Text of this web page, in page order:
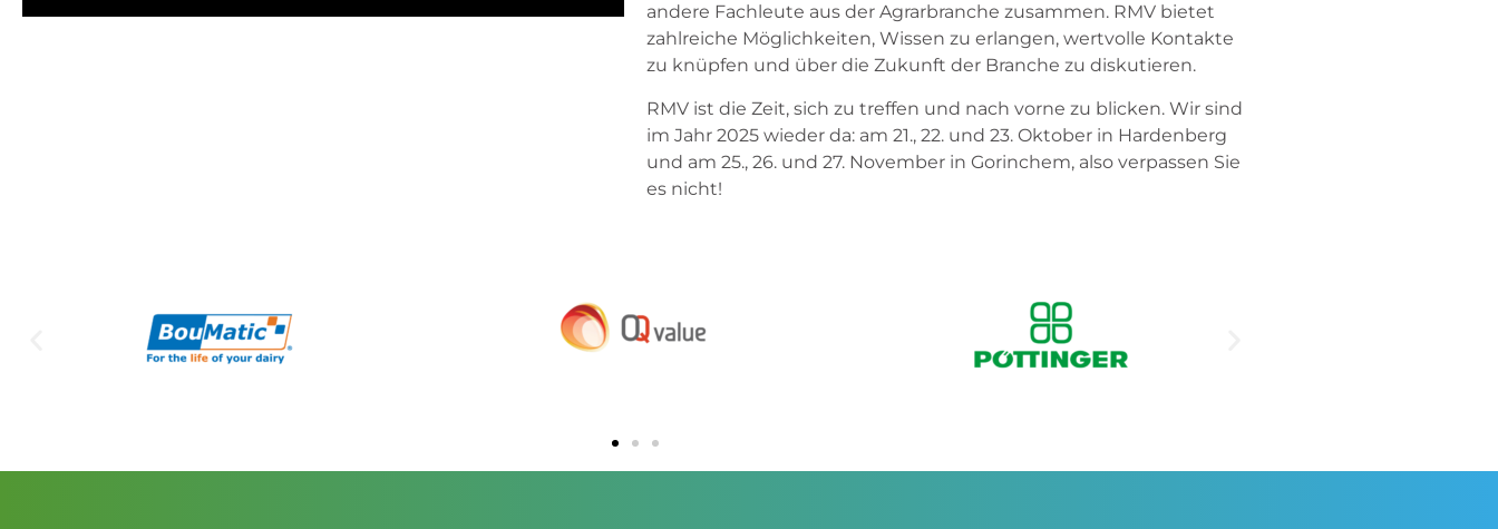
andere Fachleute aus der Agrarbranche zusammen. RMV bietet
zahlreiche Möglichkeiten, Wissen zu erlangen, wertvolle Kontakte
zu knüpfen und über die Zukunft der Branche zu diskutieren.
RMV ist die Zeit, sich zu treffen und nach vorne zu blicken. Wir sind
im Jahr 2025 wieder da: am 21., 22. und 23. Oktober in Hardenberg
und am 25., 26. und 27. November in Gorinchem, also verpassen Sie
es nicht!